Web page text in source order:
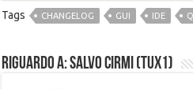
Tags CHANGELOG GUI IDE
Riguardo a: Salvo Cirmi (Tux1)